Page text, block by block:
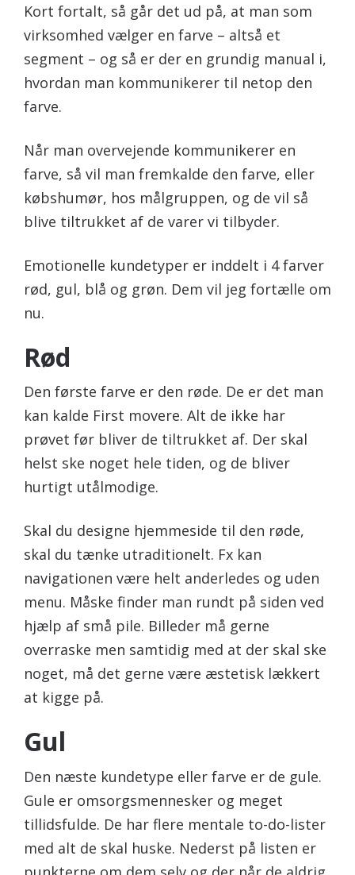
Kort fortalt, så går det ud på, at man som
virksomhed vælger en farve – altså et
segment – og så er der en grundig manual i,
hvordan man kommunikerer til netop den
farve.
Når man overvejende kommunikerer en
farve, så vil man fremkalde den farve, eller
købshumør, hos målgruppen, og de vil så
blive tiltrukket af de varer vi tilbyder.
Emotionelle kundetyper er inddelt i 4 farver
rød, gul, blå og grøn. Dem vil jeg fortælle om
nu.
Rød
Den første farve er den røde. De er det man
kan kalde First movere. Alt de ikke har
prøvet før bliver de tiltrukket af. Der skal
helst ske noget hele tiden, og de bliver
hurtigt utålmodige.
Skal du designe hjemmeside til den røde,
skal du tænke utraditionelt. Fx kan
navigationen være helt anderledes og uden
menu. Måske finder man rundt på siden ved
hjælp af små pile. Billeder må gerne
overraske men samtidig med at der skal ske
noget, må det gerne være æstetisk lækkert
at kigge på.
Gul
Den næste kundetype eller farve er de gule.
Gule er omsorgsmennesker og meget
tillidsfulde. De har flere mentale to-do-lister
med alt de skal huske. Nederst på listen er